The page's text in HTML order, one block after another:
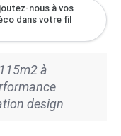
nous à vos
dans votre fil
à
design